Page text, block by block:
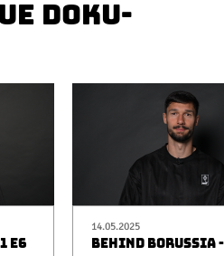
DOKU-
E6
14.05.2025
BEHIND BORUSSIA